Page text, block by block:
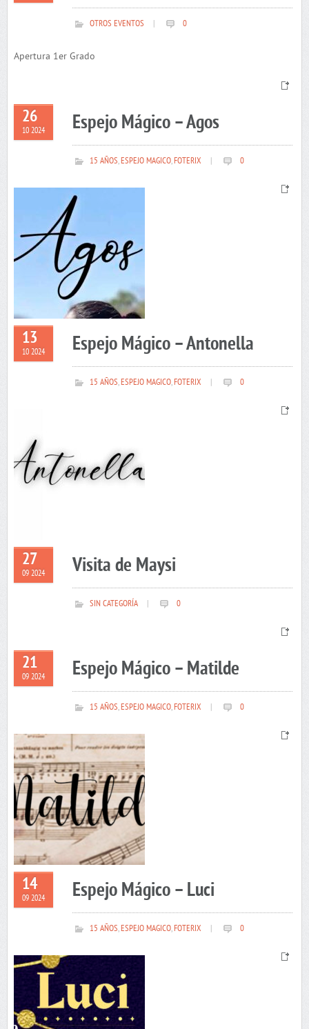
OTROS EVENTOS 0
Apertura 1er Grado
26
10 2024 Espejo Mágico – Agos
15 AÑOS,ESPEJO MAGICO,FOTERIX 0
13
10 2024 Espejo Mágico – Antonella
15 AÑOS,ESPEJO MAGICO,FOTERIX 0
27
09 2024 Visita de Maysi
SIN CATEGORÍA 0
21
09 2024 Espejo Mágico – Matilde
15 AÑOS,ESPEJO MAGICO,FOTERIX 0
14
09 2024 Espejo Mágico – Luci
15 AÑOS,ESPEJO MAGICO,FOTERIX 0